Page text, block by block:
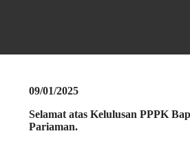
09/01/2025
Selamat atas Kelulusan PPPK
Pariaman.